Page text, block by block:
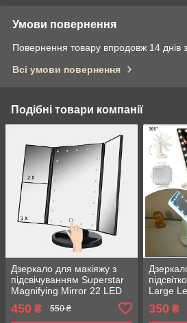
Умови повернення
Повернення товару впродовж 14 днів
Всі умови повернення
Подібні товари компанії
Дзеркало для макіяжу з
підсвічуванням Superstar
Magnifying Mirror 22 LED
450 ₴ 550 ₴
Large
350₴